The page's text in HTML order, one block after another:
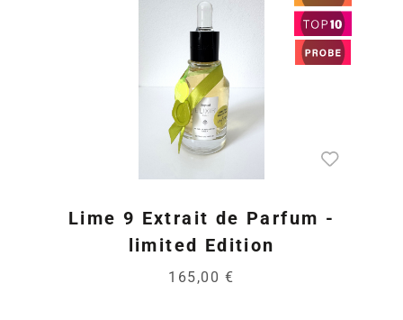
Lime 9 Extrait de Parfum -
limited Edition
165,00 €